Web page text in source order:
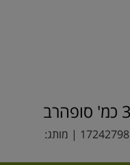
17242798 | מותג: